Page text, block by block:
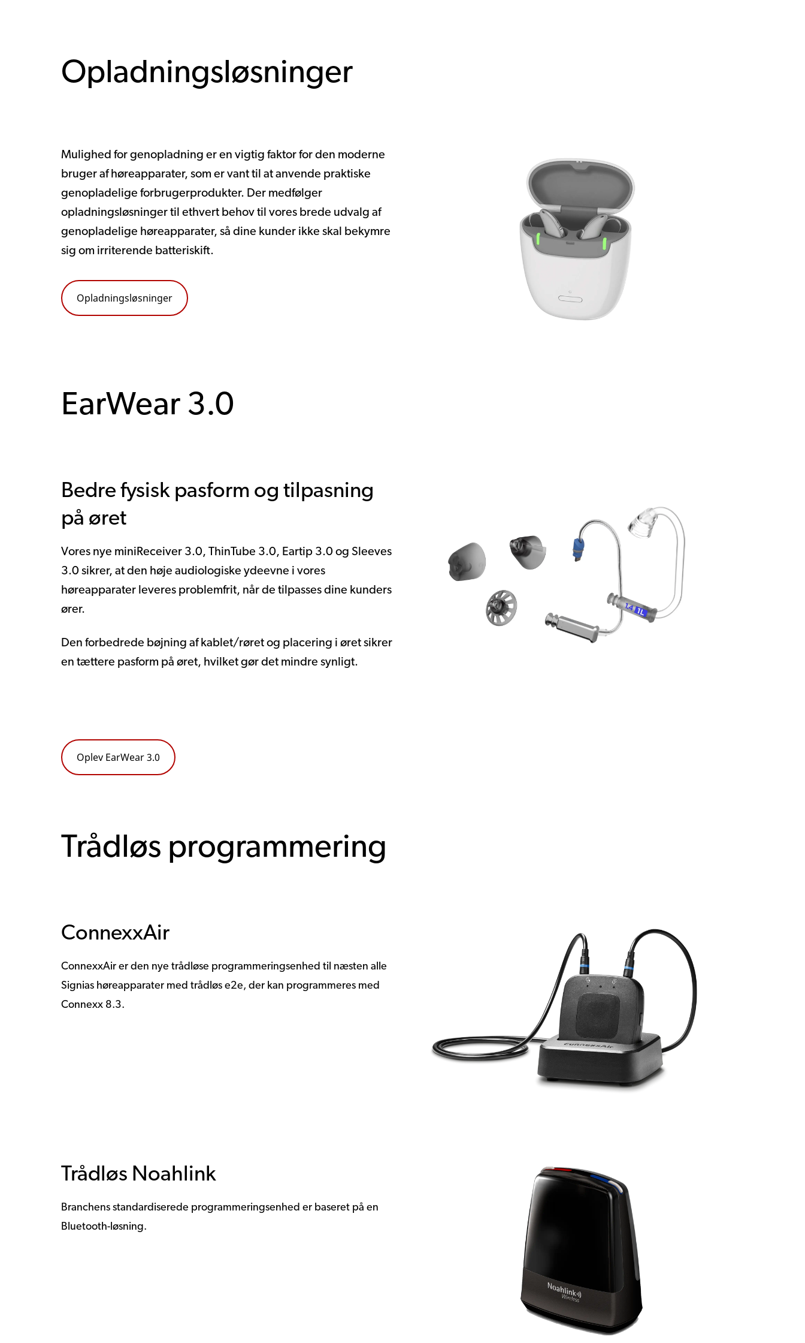
Opladningsløsninger
Mulighed for genopladning er en vigtig faktor for den moderne
bruger af høreapparater, som er vant til at anvende praktiske
genopladelige forbrugerprodukter. Der medfølger
opladningsløsninger til ethvert behov til vores brede udvalg af
genopladelige høreapparater, så dine kunder ikke skal bekymre
sig om irriterende batteriskift.
Opladningsløsninger
EarWear 3.0
Bedre fysisk pasform og tilpasning
på øret
Vores nye miniReceiver 3.0, ThinTube 3.0, Eartip 3.0 og Sleeves
3.0 sikrer, at den høje audiologiske ydeevne i vores
høreapparater leveres problemfrit, når de tilpasses dine kunders
ører.
Den forbedrede bøjning af kablet/røret og placering i øret sikrer
en tættere pasform på øret, hvilket gør det mindre synligt.
Oplev EarWear 3.0
Trådløs programmering
ConnexxAir
ConnexxAir er den nye trådløse programmeringsenhed til næsten alle
Signias høreapparater med trådløs e2e, der kan programmeres med
Connexx 8.3.
Trådløs Noahlink
Branchens standardiserede programmeringsenhed er baseret på en
Bluetooth-løsning.